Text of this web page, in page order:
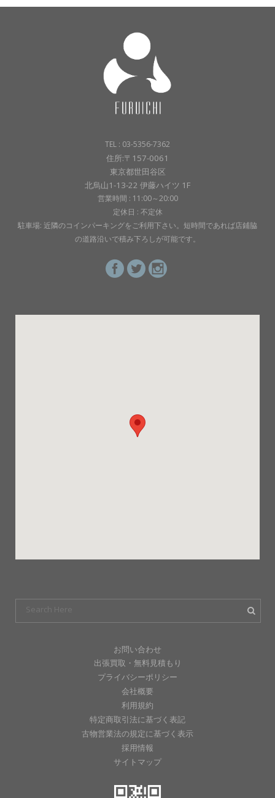
TEL : 03-5356-7362
住所:〒157-0061
東京都世田谷区
北烏山1-13-22 伊藤ハイツ 1F
営業時間 : 11:00～20:00
定休日 : 不定休
駐車場: 近隣のコインパーキングをご利用下さい。短時間であれば店鋪脇
の道路沿いで積み下ろしが可能です。
お問い合わせ
出張買取・無料見積もり
プライバシーポリシー
会社概要
利用規約
特定商取引法に基づく表記
古物営業法の規定に基づく表示
採用情報
サイトマップ